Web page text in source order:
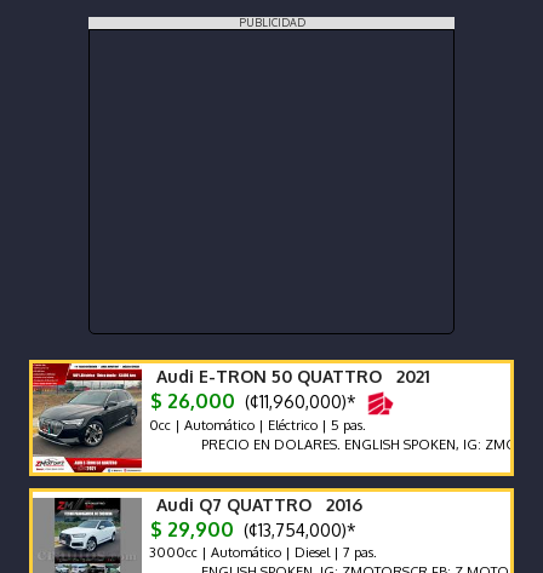
PUBLICIDAD
Audi E-TRON 50 QUATTRO 2021
$ 26,000 (¢11,960,000)*
0cc | Automático | Eléctrico | 5 pas.
PRECIO EN DOLARES. ENGLISH SPOKEN, IG:
Audi Q7 QUATTRO 2016
$ 29,900 (¢13,754,000)*
3000cc | Automático | Diesel | 7 pas.